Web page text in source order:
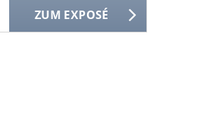
ZUM EXPOSÉ